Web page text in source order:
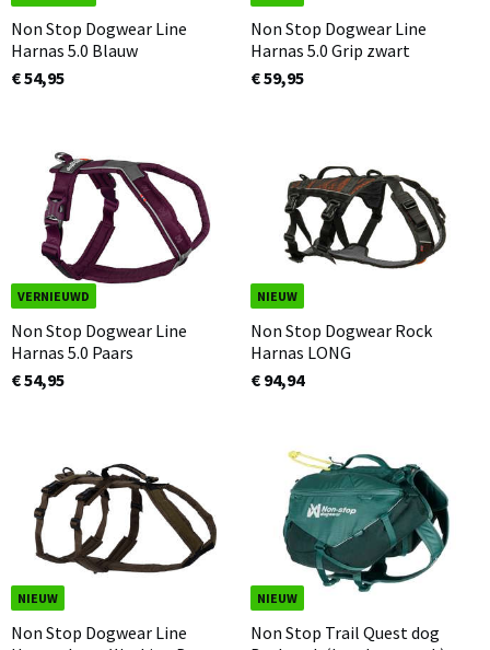
Non Stop Dogwear Line
Harnas 5.0 Blauw
€ 54,95
Non Stop Dogwear Line
Harnas 5.0 Grip zwart
€ 59,95
VERNIEUWD
Non Stop Dogwear Line
Harnas 5.0 Paars
€ 54,95
NIEUW
Non Stop Dogwear Rock
Harnas LONG
€ 94,94
NIEUW
Non Stop Dogwear Line
NIEUW
Non Stop Trail Quest dog